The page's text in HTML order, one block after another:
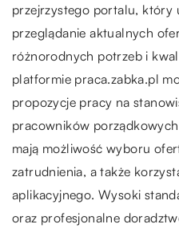
przejrzystego portalu, który
przeglądanie aktualnych
różnorodnych potrzeb i
platformie praca.zabka.pl
propozycje pracy na
pracowników
mają możliwość wyboru
zatrudnienia, a także
aplikacyjnego. Wysoki
oraz profesjonalne